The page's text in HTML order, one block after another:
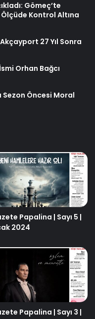
Gömeç’te
Ölçüde Kontrol Altına
27 Yıl Sonra
Orhan Bağcı
Sezon Öncesi Moral
Papalina | Sayı 5 |
2024
Papalina | Sayı 3 |